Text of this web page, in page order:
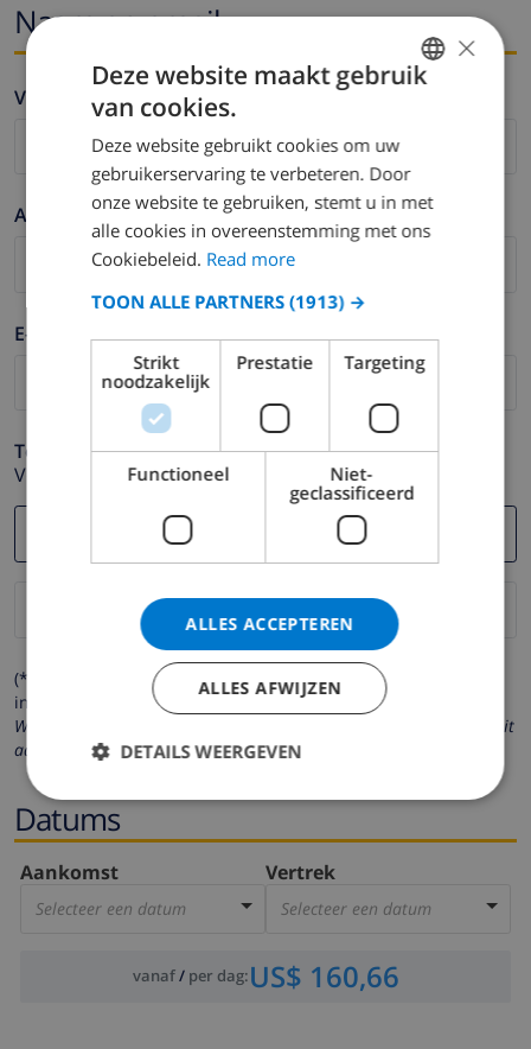
Naam en email
Voornaam *
Achternaam *
E-mail *
Telefoonnummer *
Voor het geval dat uw e-mail adres niet correct werkt.
(* de velden met een sterretje moeten verplicht worden
ingevuld )
Wij respecteren uw privacy. Uw persoonlijke gegevens worden nooit
aan derden verstrekt.
Datums
Aankomst
Selecteer een datum
Vertrek
Selecteer een datum
vanaf/ per dag:US$ 160,66
DUTCH
SPANISH
CATALAN
ITALIAN
NORWEGIAN
×
Deze website maakt gebruik
van cookies.
Deze website gebruikt cookies om uw
gebruikerservaring te verbeteren. Door
onze website te gebruiken, stemt u in met
alle cookies in overeenstemming met ons
Cookiebeleid. Read more
TOON ALLE PARTNERS (1913) →
Strikt
noodzakelijk
Prestatie Targeting
Functioneel
Niet-
geclassificeerd
ALLES ACCEPTEREN
ALLES AFWIJZEN
DETAILS WEERGEVEN